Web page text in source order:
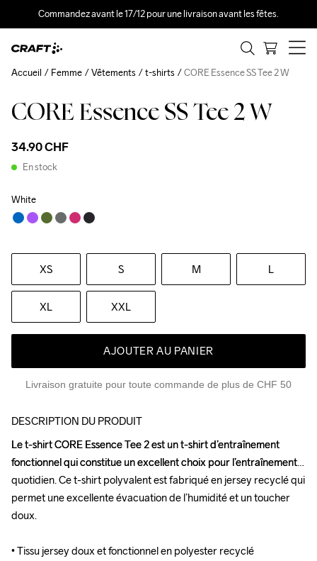
Commandez avant le 17/12 pour une livraison avant les fêtes.
CORE Essence SS Tee 2 W
34.90 CHF
En stock
White
XS S M L
XL XXL
AJOUTER AU PANIER
Livraison gratuite pour toute commande de plus de CHF 50
Accueil Femme Vêtements t-shirts CORE Essence SS Tee 2 W
DESCRIPTION DU PRODUIT
Le t-shirt CORE Essence Tee 2 est un t-shirt d’entraînement
fonctionnel qui constitue un excellent choix pour l’entraînement
quotidien. Ce t-shirt polyvalent est fabriqué en jersey recyclé qui
permet une excellente évacuation de l’humidité et un toucher
doux.
• Tissu jersey doux et fonctionnel en polyester recyclé
Le t-shirt CORE Essence Tee 2 est un t-shirt d’entraînement
fonctionnel qui constitue un excellent choix pour l’entraînement
quotidien. Ce t-shirt polyvalent est fabriqué en jersey recyclé qui
permet une excellente évacuation de l’humidité et un toucher
doux.
• Tissu jersey doux et fonctionnel en polyester recyclé